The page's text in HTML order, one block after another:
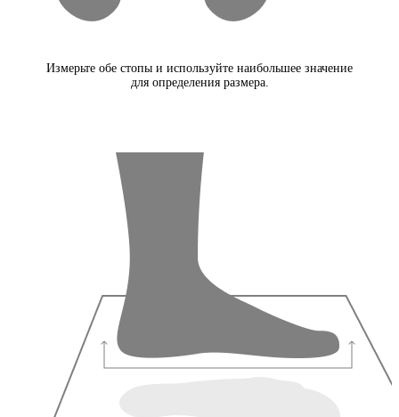
Измерьте обе стопы и используйте наибольшее значение
для определения размера.